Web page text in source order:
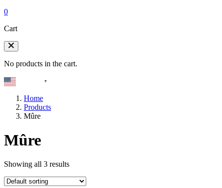
0
Cart
No products in the cart.
▼
Home
Products
Mûre
Mûre
Showing all 3 results